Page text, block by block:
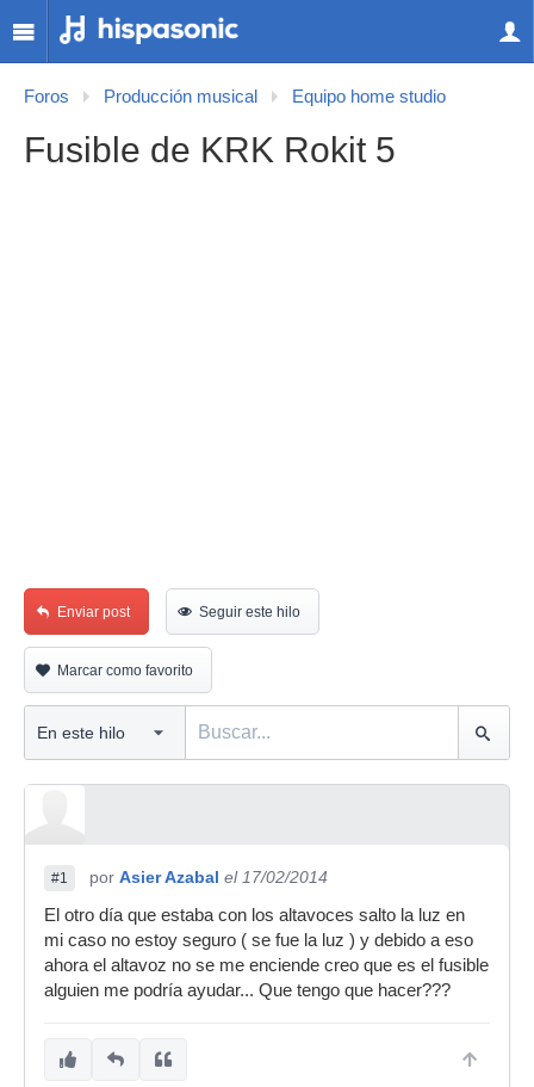
Foros Producción musical Equipo home studio
Fusible de KRK Rokit 5
Enviar post Seguir este hilo
Marcar como favorito
#1 por Asier Azabal el 17/02/2014
El otro día que estaba con los altavoces salto la luz en
mi caso no estoy seguro ( se fue la luz ) y debido a eso
ahora el altavoz no se me enciende creo que es el fusible
alguien me podría ayudar... Que tengo que hacer???